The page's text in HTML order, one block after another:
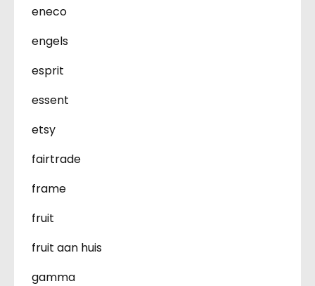
eneco
engels
esprit
essent
etsy
fairtrade
frame
fruit
fruit aan huis
gamma